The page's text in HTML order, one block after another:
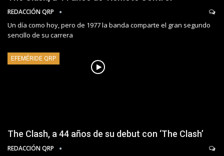
REDACCIÓN QRP
Un día como hoy, pero de 1977 la banda comparte el gran segundo
sencillo de su carrera
EFEMÉRIDE QRP
The Clash, a 44 años de su debut con ‘The Clash’
REDACCIÓN QRP